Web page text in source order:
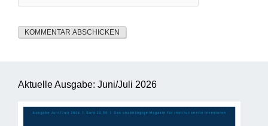
Aktuelle Ausgabe: Juni/Juli 2026